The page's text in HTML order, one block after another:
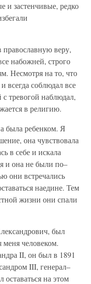
застенчивые, редко
веру,
набожней, строго
Несмотря на то, что
соблюдал все
тревогой наблюдал,
в религию.
была ребенком. Я
она чувствовала
в себе и искала
и она не были по–
они встречались
наедине. Тем
жизни они спали
был
человеком.
II, он был в 1891
III, генерал–
на этом